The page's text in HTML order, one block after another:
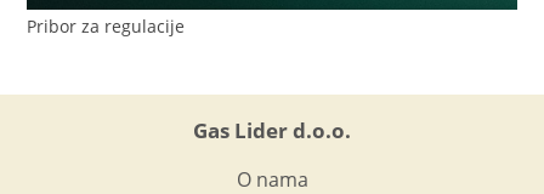
Pribor za regulacije
Gas Lider d.o.o.
O nama